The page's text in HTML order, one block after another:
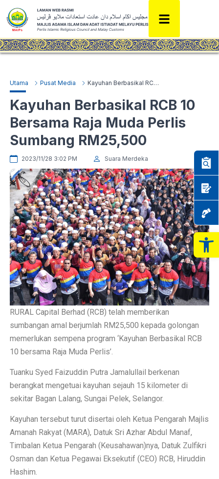
Utama Pusat Media Kayuhan Berbasikal RCB 10 Bersama Raja Muda Perlis Sumbang RM25,500
Kayuhan Berbasikal RCB 10
Bersama Raja Muda Perlis
Sumbang RM25,500
2023/11/28 3:02 PM Suara Merdeka
RURAL Capital Berhad (RCB) telah memberikan
sumbangan amal berjumlah RM25,500 kepada golongan
memerlukan sempena program ‘Kayuhan Berbasikal RCB
10 bersama Raja Muda Perlis’.
Tuanku Syed Faizuddin Putra Jamalullail berkenan
berangkat mengetuai kayuhan sejauh 15 kilometer di
sekitar Bagan Lalang, Sungai Pelek, Selangor.
Kayuhan tersebut turut disertai oleh Ketua Pengarah Majlis
Amanah Rakyat (MARA), Datuk Sri Azhar Abdul Manaf,
Timbalan Ketua Pengarah (Keusahawan)nya, Datuk Zulfikri
Osman dan Ketua Pegawai Eksekutif (CEO) RCB, Hiruddin
Hashim.